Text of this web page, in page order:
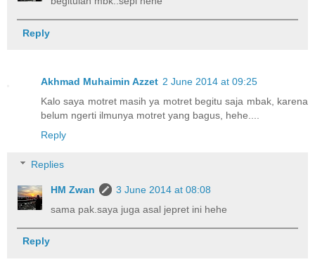
Reply
Akhmad Muhaimin Azzet 2 June 2014 at 09:25
Kalo saya motret masih ya motret begitu saja mbak, karena
belum ngerti ilmunya motret yang bagus, hehe....
Reply
Replies
HM Zwan
3 June 2014 at 08:08
sama pak.saya juga asal jepret ini hehe
Reply